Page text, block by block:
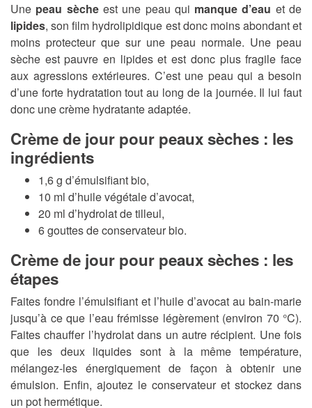
Une peau sècheest une peau qui manque d’eau et de
lipides, son film hydrolipidique est donc moins abondant et
moins protecteur que sur une peau normale. Une peau
sèche est pauvre en lipides et est donc plus fragile face
aux agressions extérieures. C’est une peau qui a besoin
d’une forte hydratation tout au long de la journée. Il lui faut
donc une crème hydratante adaptée.
Crème de jour pour peaux sèches : les
ingrédients
1,6 g d’émulsifiant bio,
10 ml d’huile végétale d’avocat,
20 ml d’hydrolat de tilleul,
6 gouttes de conservateur bio.
Crème de jour pour peaux sèches : les
étapes
Faites fondre l’émulsifiant et l’huile d’avocat au bain-marie
jusqu’à ce que l’eau frémisse légèrement (environ 70 °C).
Faites chauffer l’hydrolat dans un autre récipient. Une fois
que les deux liquides sont à la même température,
mélangez-les énergiquement de façon à obtenir une
émulsion. Enfin, ajoutez le conservateur et stockez dans
un pot hermétique.